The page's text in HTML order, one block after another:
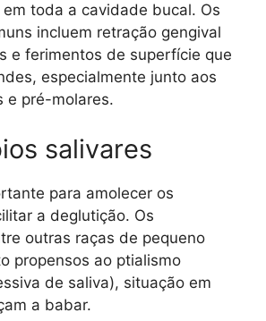
toda a cavidade bucal. Os
incluem retração gengival
e ferimentos de superfície que
especialmente junto aos
e pré-molares.
salivares
para amolecer os
a deglutição. Os
outras raças de pequeno
propensos ao ptialismo
de saliva), situação em
a babar.